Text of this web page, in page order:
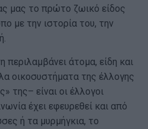
μας το πρώτο ζωικό είδος
με την ιστορία του, την
περιλαμβάνει άτομα, είδη και
οικοσυστήματα της έλλογης
της– είναι οι έλλογοι
έχει εφευρεθεί και από
ή τα μυρμήγκια, το